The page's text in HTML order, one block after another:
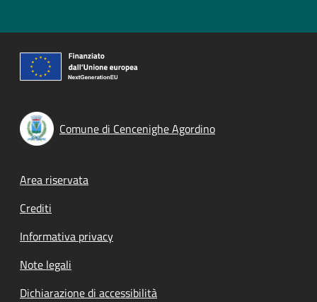
Comune di Cencenighe Agordino
Footer menu
Area riservata
Crediti
Informativa privacy
Note legali
Dichiarazione di accessibilità